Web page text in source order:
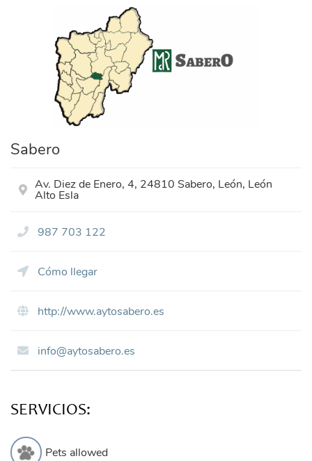
ayuntamiento_sabero.png
Sabero
Av. Diez de Enero, 4, 24810 Sabero, León, León
Alto Esla
987 703 122
Cómo llegar
http://www.aytosabero.es
info@aytosabero.es
SERVICIOS:
Pets allowed